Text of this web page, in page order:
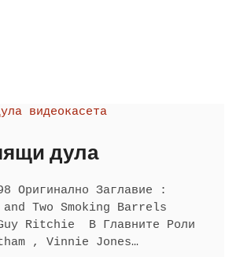
дула
Оригинално Заглавие :
Two Smoking Barrels
Ritchie В Главните Роли
, Vinnie Jones…